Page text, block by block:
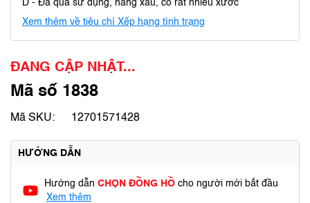
D - Đã qua sử dụng, hàng xấu, có rất nhiều xước
Xem thêm về tiêu chí Xếp hạng tình trạng
ĐANG CẬP NHẬT...
Mã số 1838
Mã SKU: 12701571428
HƯỚNG DẪN
Hướng dẫn CHỌN ĐỒNG HỒ cho người mới bắt đầu
Xem thêm